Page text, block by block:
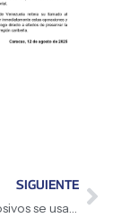
SIGUIENTE
Cabello: explosivos se usarían contra el pueblo